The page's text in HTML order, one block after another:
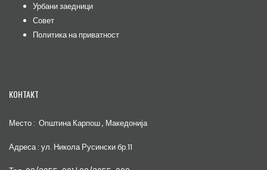
Урбани заедници
Совет
Политика на приватност
КОНТАКТ
Место : Општина Карпош , Македонија
Адреса : ул. Никола Русински бр.11